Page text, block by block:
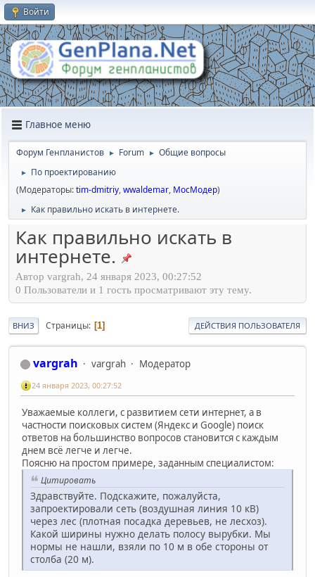
Войти
Главное меню
Форум Генпланистов ► Forum ► Общие вопросы
►
По проектированию
(Модераторы:tim-dmitriy,wwaldemar, МосМодер)
► Как правильно искать в интернете.
Как правильно искать в
интернете.
Автор vargrah, 24 января 2023, 00:27:52
0 Пользователи и 1 гость просматривают эту тему.
ВНИЗ Страницы 1 ДЕЙСТВИЯ ПОЛЬЗОВАТЕЛЯ
vargrah vargrah Модератор
24 января 2023, 00:27:52
Уважаемые коллеги, с развитием сети интернет, а в
частности поисковых систем (Яндекс и Google) поиск
ответов на большинство вопросов становится с каждым
днем всё легче и легче.
Поясню на простом примере, заданным специалистом:
Цитировать
Здравствуйте. Подскажите, пожалуйста,
запроектировали сеть (воздушная линия 10 кВ)
через лес (плотная посадка деревьев, не лесхоз).
Какой ширины нужно делать полосу вырубки. Мы
нормы не нашли, взяли по 10 м в обе стороны от
столба (20 м).